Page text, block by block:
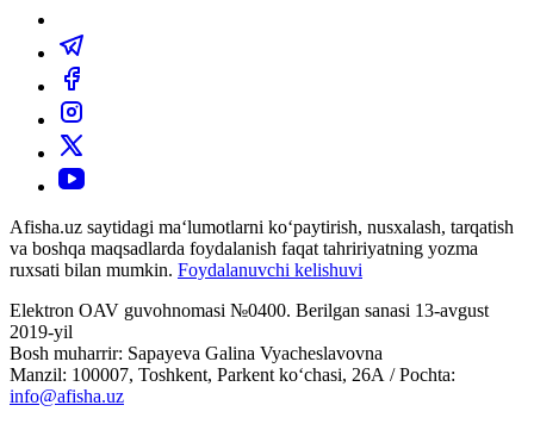
Afisha.uz saytidagi ma‘lumotlarni ko‘paytirish, nusxalash, tarqatish
va boshqa maqsadlarda foydalanish faqat tahririyatning yozma
ruxsati bilan mumkin. Foydalanuvchi kelishuvi
Elektron OAV guvohnomasi №0400. Berilgan sanasi 13-avgust
2019-yil
Bosh muharrir: Sapayeva Galina Vyacheslavovna
Manzil: 100007, Toshkent, Parkent ko‘chasi, 26А / Pochta:
info@afisha.uz